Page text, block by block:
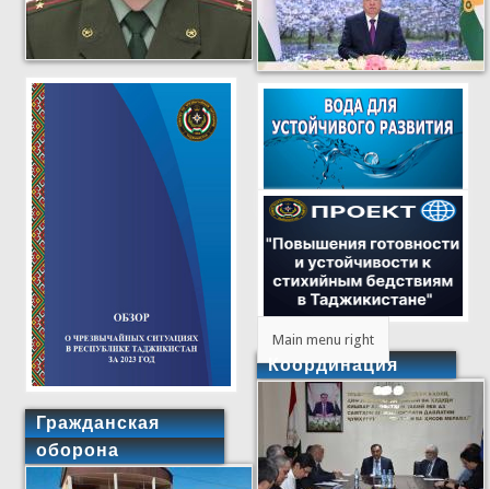
Гражданская
оборона
Main menu right
Координация